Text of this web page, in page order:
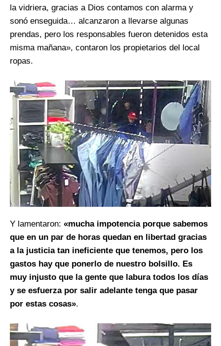
la vidriera, gracias a Dios contamos con alarma y
sonó enseguida… alcanzaron a llevarse algunas
prendas, pero los responsables fueron detenidos esta
misma mañana», contaron los propietarios del local
ropas.
Y lamentaron: «mucha impotencia porque sabemos
que en un par de horas quedan en libertad gracias
a la justicia tan ineficiente que tenemos, pero los
gastos hay que ponerlo de nuestro bolsillo. Es
muy injusto que la gente que labura todos los días
y se esfuerza por salir adelante tenga que pasar
por estas cosas».